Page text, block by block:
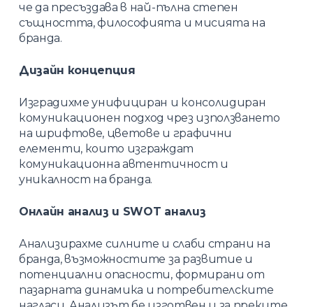
че да пресъздава в най-пълна степен
същността, философията и мисията на
бранда.
Дизайн концепция
Изградихме унифициран и консолидиран
комуникационен подход чрез използването
на шрифтове, цветове и графични
елементи, които изграждат
комуникационна автентичност и
уникалност на бранда.
Онлайн анализ и SWOT анализ
Анализирахме силните и слаби страни на
бранда, възможностите за развитие и
потенциални опасности, формирани от
пазарната динамика и потребителските